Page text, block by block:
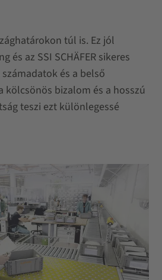
túl is. Ez jól
és az SSI SCHÄFER sikeres
és a belső
bizalom és a hosszú
teszi ezt különlegessé